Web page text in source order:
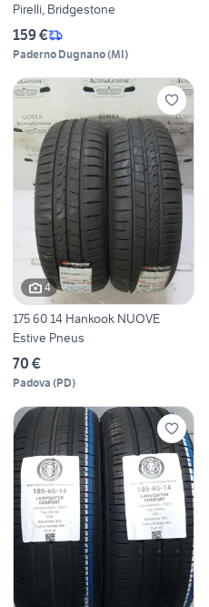
Pirelli, Bridgestone
159 €
Paderno Dugnano(MI)
4
175 60 14 Hankook NUOVE
Estive Pneus
70 €
Padova (PD)